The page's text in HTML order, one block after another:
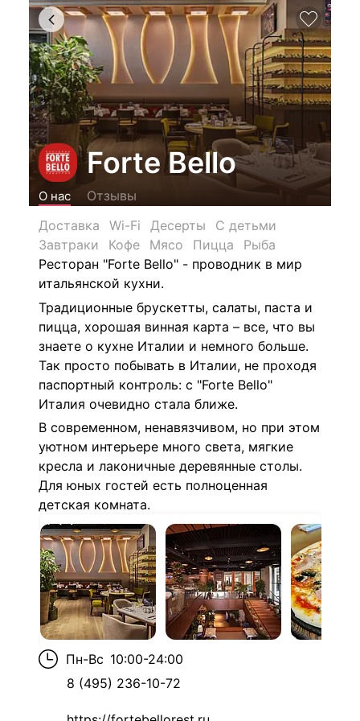
Forte Bello
О нас
Отзывы
Доставка
Wi-Fi Десерты
С детьми
Завтраки
Кофе Мясо Пицца
Рыба
Ресторан "Forte Bello" - проводник в мир
итальянской кухни.
Традиционные брускетты, салаты, паста и
пицца, хорошая винная карта – все, что вы
знаете о кухне Италии и немного больше.
Так просто побывать в Италии, не проходя
паспортный контроль: с "Forte Bello"
Италия очевидно стала ближе.
В современном, ненавязчивом, но при этом
уютном интерьере много света, мягкие
кресла и лаконичные деревянные столы.
Для юных гостей есть полноценная
детская комната.
Пн-Вс 10:00-24:00
8 (495) 236-10-72